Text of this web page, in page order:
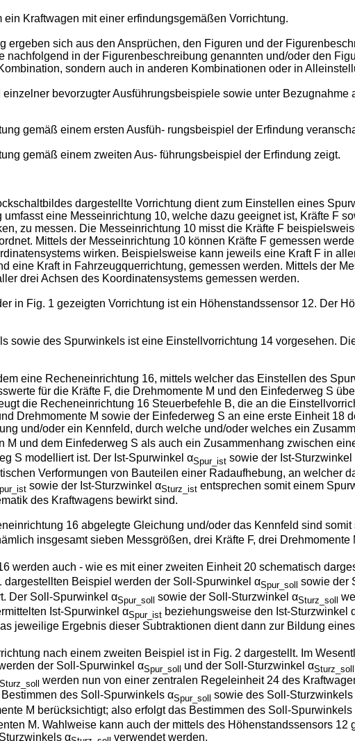
Kraftwagen mit einer erfindungsgemäßen Vorrichtung.
ergeben sich aus den Ansprüchen, den Figuren und der
nachfolgend in der Figurenbeschreibung genannten und/oder den
sondern auch in anderen Kombinationen oder in
bevorzugter Ausführungsbeispiele sowie unter
gemäß einem ersten Ausfüh- rungsbeispiel der Erfindung
gemäß einem zweiten Aus- führungsbeispiel der Erfindung zeigt.
dargestellte Vorrichtung dient zum Einstellen eines
eine Messeinrichtung 10, welche dazu geeignet ist, Kräfte F
zu messen. Die Messeinrichtung 10 misst die Kräfte F
Mittels der Messeinrichtung 10 können Kräfte F gemessen
wirken. Beispielsweise kann jeweils eine Kraft F in
eine Kraft in Fahrzeugquerrichtung, gemessen werden. Mittels der
drei Achsen des Koordinatensystems gemessen werden.
in Fig. 1 gezeigten Vorrichtung ist ein Höhenstandssensor 12. Der
sowie des Spurwinkels ist eine Einstellvorrichtung 14 vorgesehen.
eine Recheneinrichtung 16, mittels welcher das Einstellen des
für die Kräfte F, die Drehmomente M und den Einfederweg S
die Recheneinrichtung 16 Steuerbefehle B, die an die
Drehmomente M sowie der Einfederweg S an eine erste Einheit 18
und/oder ein Kennfeld, durch welche und/oder welches ein
M und dem Einfederweg S als auch ein Zusammenhang zwischen
S modelliert ist. Der Ist-Spurwinkel αSpur_ist sowie der Ist-Sturzwinkel
Verformungen von Bauteilen einer Radaufhebung, an welcher
sowie der Ist-Sturzwinkel αSturz_ist entsprechen somit einem
des Kraftwagens bewirkt sind.
16 abgelegte Gleichung und/oder das Kennfeld sind
insgesamt sieben Messgrößen, drei Kräfte F, drei
werden auch - wie es mit einer zweiten Einheit 20 schematisch
dargestellten Beispiel werden der Soll-Spurwinkel αSpur_soll sowie der
Der Soll-Spurwinkel αSpur_soll sowie der Soll-Sturzwinkel αSturz_soll
Ist-Spurwinkel αSpur_ist beziehungsweise den Ist-Sturzwinkel
jeweilige Ergebnis dieser Subtraktionen dient dann zur Bildung
nach einem zweiten Beispiel ist in Fig. 2 dargestellt. Im
der Soll-Spurwinkel αSpur_soll und der Soll-Sturzwinkel αSturz_soll
Sturz_soll
werden nun von einer zentralen Regeleinheit 24 des
des Soll-Spurwinkels αSpur_soll sowie des Soll-Sturzwinkels
M berücksichtigt; also erfolgt das Bestimmen des Soll-Spurwinkels
M. Wahlweise kann auch der mittels des Höhenstandssensors
α verwendet werden.